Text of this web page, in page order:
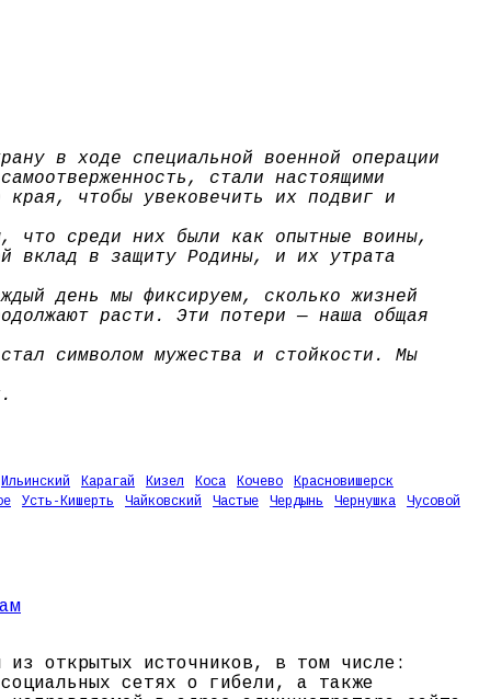
в ходе специальной военной операции
стали настоящими
чтобы увековечить их подвиг и
что среди них были как опытные воины,
вклад в защиту Родины, и их утрата
день мы фиксируем, сколько жизней
расти. Эти потери — наша общая
символом мужества и стойкости. Мы
Ильинский Карагай Кизел Коса Кочево
Красновишерск
Усть-Кишерть Чайковский Частые Чердынь Чернушка
Чусовой
из открытых источников, в том числе:
сетях о гибели, а также